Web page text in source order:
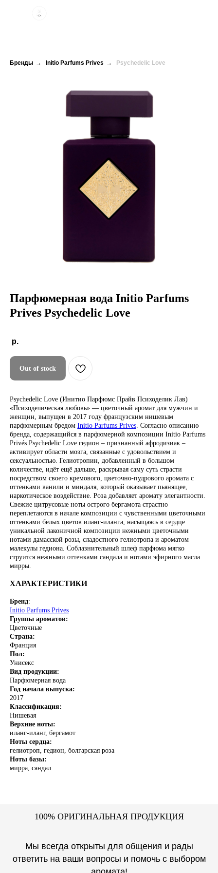
Бренды → Initio Parfums Prives → Psychedelic Love
Парфюмерная вода Initio Parfums
Prives Psychedelic Love
р.
Out of stock
Psychedelic Love (Инитио Парфюмс Прайв Психоделик Лав)
«Психоделическая любовь» — цветочный аромат для мужчин и
женщин, выпущен в 2017 году французским нишевым
парфюмерным бредом Initio Parfums Prives. Согласно описанию
бренда, содержащийся в парфюмерной композиции Initio Parfums
Privés Psychedelic Love гедион – признанный афродизиак –
активирует области мозга, связанные с удовольствием и
сексуальностью. Гелиотропин, добавленный в большом
количестве, идёт ещё дальше, раскрывая саму суть страсти
посредством своего кремового, цветочно-пудрового аромата с
оттенками ванили и миндаля, который оказывает пьянящее,
наркотическое воздействие. Роза добавляет аромату элегантности.
Свежие цитрусовые ноты острого бергамота страстно
переплетаются в начале композиции с чувственными цветочными
оттенками белых цветов иланг-иланга, насыщаясь в сердце
уникальной лаконичной композиции нежными цветочными
нотами дамасской розы, сладостного гелиотропа и ароматом
малекулы гедиона. Соблазнительный шлеф парфюма мягко
струится нежными оттенками сандала и нотами эфирного масла
мирры.
ХАРАКТЕРИСТИКИ
Бренд:
Initio Parfums Prives
Группы ароматов:
Цветочные
Страна:
Франция
Пол:
Унисекс
Вид продукции:
Парфюмерная вода
Год начала выпуска:
2017
Классификация:
Нишевая
Верхние ноты:
иланг-иланг, бергамот
Ноты сердца:
гелиотроп, гедион, болгарская роза
Ноты базы:
мирра, сандал
100% ОРИГИНАЛЬНАЯ ПРОДУКЦИЯ
Мы всегда открыты для общения и рады
ответить на ваши вопросы и помочь с выбором